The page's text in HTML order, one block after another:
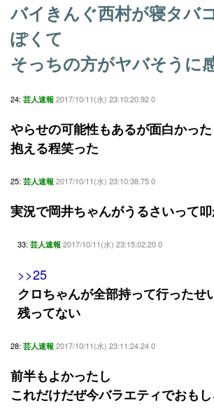
バイきんぐ西村が寝タバ
ぽくて
そっちの方がヤバそうに
24: 芸人速報 2017/10/11(水) 23:10:20.92 0
やらせの可能性もあるが面白かっ
抱える程笑った
25: 芸人速報 2017/10/11(水) 23:10:38.75 0
実況で岡井ちゃんがうるさいって
33: 芸人速報 2017/10/11(水) 23:15:02.20 0
>>25
クロちゃんが全部持って行ったせ
残ってない
28: 芸人速報 2017/10/11(水) 23:11:24.24 0
前半もよかったし
これだけだぜ今バラエティでおも